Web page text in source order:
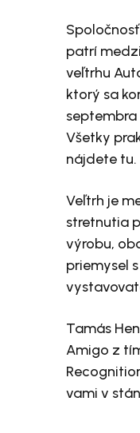
patrí
veľtrhu
ktorý sa
septembra
Všetky
nájdete tu.
Veľtrh je
stretnutia
výrobu,
priemysel
Tamás
Amigo z
vami v